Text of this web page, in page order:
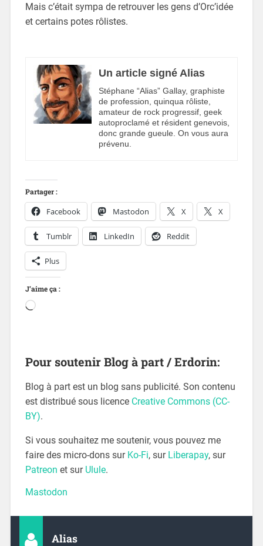
Mais c’était sympa de retrouver les gens d’Orc’idée
et certains potes rôlistes.
Un article signé Alias
Stéphane “Alias” Gallay, graphiste
de profession, quinqua rôliste,
amateur de rock progressif, geek
autoproclamé et résident genevois,
donc grande gueule. On vous aura
prévenu.
Partager :
Facebook Mastodon X X
Tumblr LinkedIn Reddit
Plus
J’aime ça :
Pour soutenir Blog à part / Erdorin:
Blog à part est un blog sans publicité. Son contenu
est distribué sous licence Creative Commons (CC-
BY).
Si vous souhaitez me soutenir, vous pouvez me
faire des micro-dons sur Ko-Fi, sur Liberapay, sur
Patreon et sur Ulule.
Mastodon
Alias